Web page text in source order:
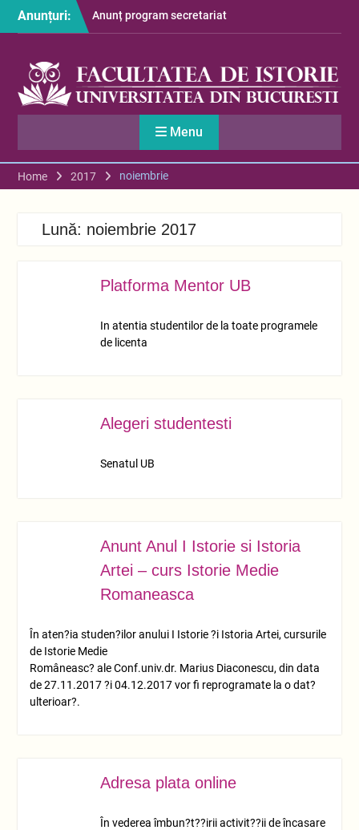
Anunțuri:
Anunț program secretariat
– luna august
2026
S-au afișat informațiile
despre cazarea studenților
în anul universitar 2026-
Menu
Home 2017 noiembrie
Lună: noiembrie 2017
Platforma Mentor UB
In atentia studentilor de la toate programele
de licenta
Alegeri studentesti
Senatul UB
Anunt Anul I Istorie si Istoria
Artei – curs Istorie Medie
Romaneasca
În aten?ia studen?ilor anului I Istorie ?i Istoria Artei, cursurile
de Istorie Medie
Româneasc? ale Conf.univ.dr. Marius Diaconescu, din data
de 27.11.2017 ?i 04.12.2017 vor fi reprogramate la o dat?
ulterioar?.
Adresa plata online
În vederea îmbun?t??irii activit??ii de încasare